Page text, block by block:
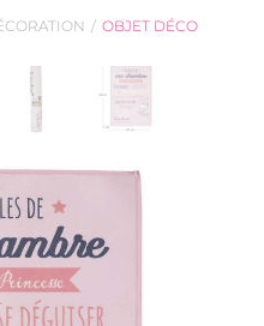
OBJET DÉCO